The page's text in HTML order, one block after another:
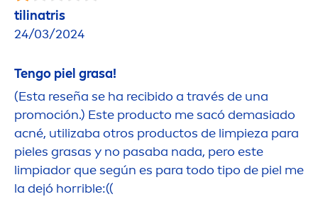
tilinatris
24/03/2024
Tengo piel grasa!
(Esta reseña se ha recibido a través de una
promoción.) Este producto me sacó demasiado
acné, utilizaba otros productos de limpieza para
pieles grasas y no pasaba nada, pero este
limpiador que según es para todo tipo de piel me
la dejó horrible:((